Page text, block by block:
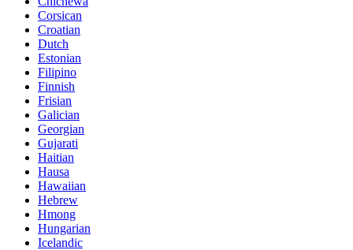
Corsican
Croatian
Dutch
Estonian
Filipino
Finnish
Frisian
Galician
Georgian
Gujarati
Haitian
Hausa
Hawaiian
Hebrew
Hmong
Hungarian
Icelandic